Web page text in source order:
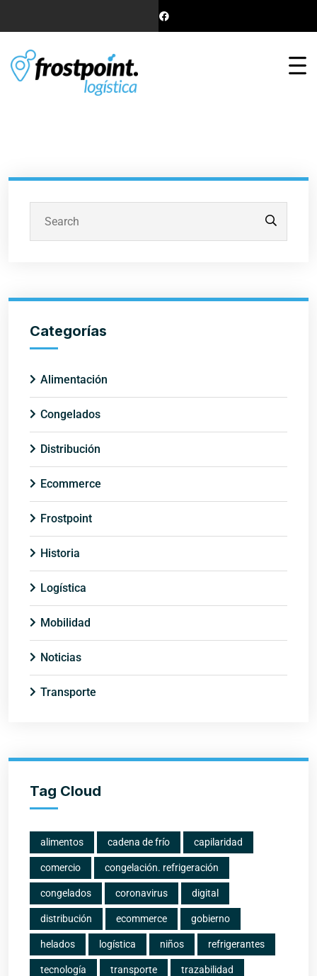
Categorías
Alimentación
Congelados
Distribución
Ecommerce
Frostpoint
Historia
Logística
Mobilidad
Noticias
Transporte
Tag Cloud
alimentos cadena de frío capilaridad
comercio congelación. refrigeración
congelados coronavirus digital
distribución ecommerce gobierno
helados logística niños refrigerantes
tecnología transporte trazabilidad